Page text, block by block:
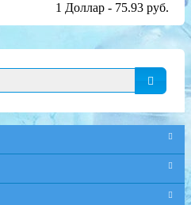
1 Доллар - 75.93 руб.